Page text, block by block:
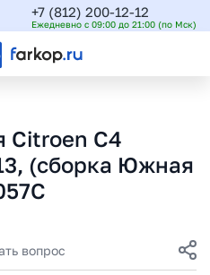
+7 (812) 200-12-12
Ежедневно с 09:00 до 21:00 (по Мск)
Citroen C4
(сборка Южная
вопрос